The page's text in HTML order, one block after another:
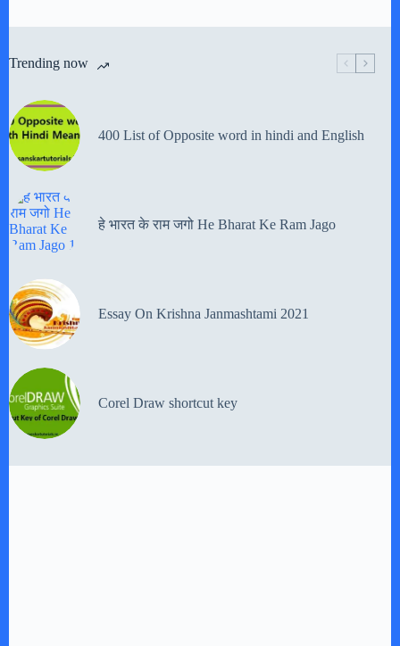
Trending now
400 List of Opposite word in hindi and English
हे भारत के राम जगो He Bharat Ke Ram Jago
Essay On Krishna Janmashtami 2021
Corel Draw shortcut key